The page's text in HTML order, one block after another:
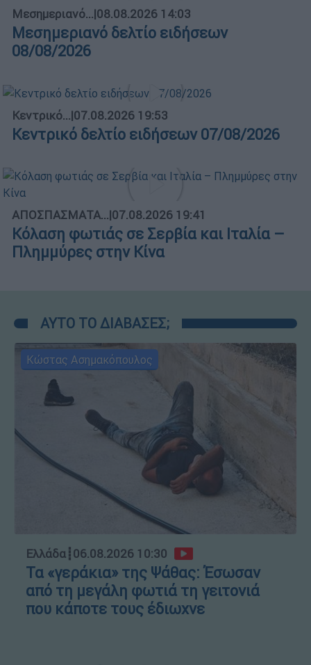
Μεσημεριανό...|08.08.2026 14:03
Μεσημεριανό δελτίο ειδήσεων
08/08/2026
Κεντρικό...|07.08.2026 19:53
Κεντρικό δελτίο ειδήσεων 07/08/2026
ΑΠΟΣΠΑΣΜΑΤΑ...|07.08.2026 19:41
Κόλαση φωτιάς σε Σερβία και Ιταλία –
Πλημμύρες στην Κίνα
ΑΥΤΟ ΤΟ ΔΙΑΒΑΣΕΣ;
Κώστας Ασημακόπουλος
Ελλάδα┋06.08.2026 10:30
Τα «γεράκια» της Ψάθας: Έσωσαν
από τη μεγάλη φωτιά τη γειτονιά
που κάποτε τους έδιωχνε